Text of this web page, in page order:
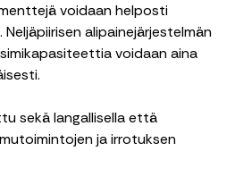
voidaan helposti
alipainejärjestelmän
voidaan aina
sekä langallisella että
ja irrotuksen